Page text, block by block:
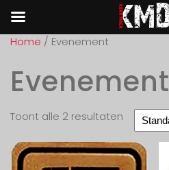
Home / Evenement
Evenement
Toont alle 2 resultaten